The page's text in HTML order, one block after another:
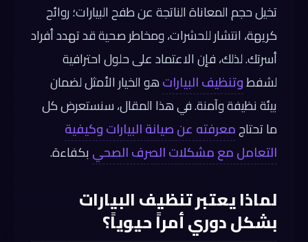
تخيل حجم المعاناة الناتجة عن طفح البيارات؛ روائح
كريهة، انتشار للحشرات، ومخاطر صحية قد تهدد أفراد
أسرتك. لذلك، فإن الاعتماد على حلول احترافية
لشفطوتنظيف البياراتهو الخيار الأمثل لضمان
بيئة نظيفة وآمنة. في هذا المقال، سنستعرض كل
ما تحتاجمعرفته عن صيانة البيارات وكيفية
التعامل مع مشكلات الصرف الصحيبكفاءة.
لماذا يعتبر تنظيف البيارات
بشكل دوري أمراً حيوياً؟